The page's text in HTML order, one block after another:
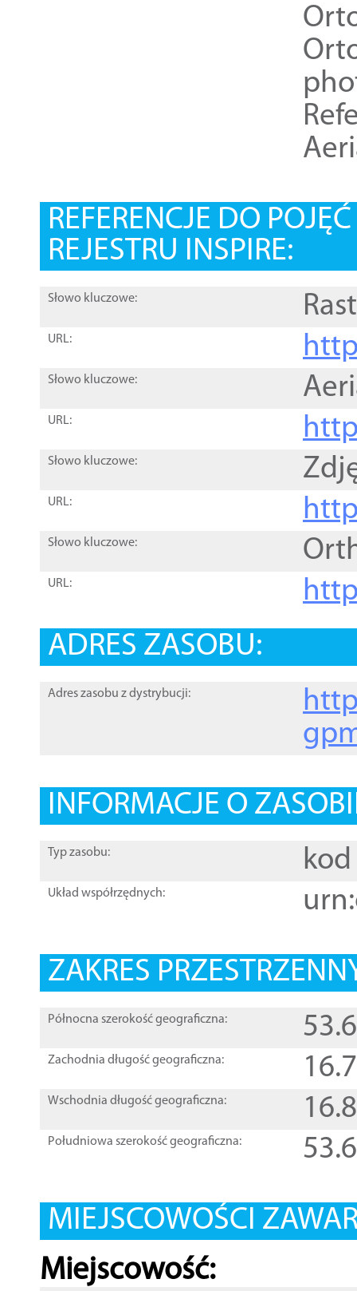
REFERENCJE DO
REJESTRU INSPIRE:
Słowo kluczowe:
URL:
Słowo kluczowe:
URL:
Słowo kluczowe:
URL:
Słowo kluczowe:
URL:
ADRES ZASOBU:
Adres zasobu z dystrybucji:
INFORMACJE O
Typ zasobu: kod
Układ współrzędnych:
ZAKRES
Północna szerokość geograficzna:
Zachodnia długość geograficzna:
Wschodnia długość geograficzna:
Południowa szerokość geograficzna:
MIEJSCOWOŚCI
Miejscowość: